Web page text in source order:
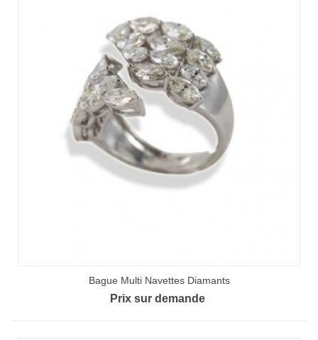
Bague Multi Navettes Diamants
Prix sur demande